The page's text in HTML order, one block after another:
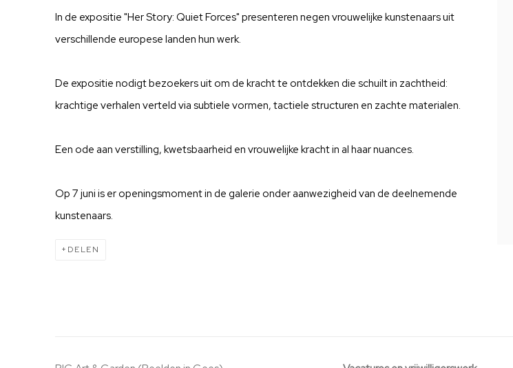
In de expositie "Her Story: Quiet Forces" presenteren negen vrouwelijke kunstenaars uit
verschillende europese landen hun werk.
De expositie nodigt bezoekers uit om de kracht te ontdekken die schuilt in zachtheid:
krachtige verhalen verteld via subtiele vormen, tactiele structuren en zachte materialen.
Een ode aan verstilling, kwetsbaarheid en vrouwelijke kracht in al haar nuances.
Op 7 juni is er openingsmoment in de galerie onder aanwezigheid van de deelnemende
kunstenaars.
DELEN